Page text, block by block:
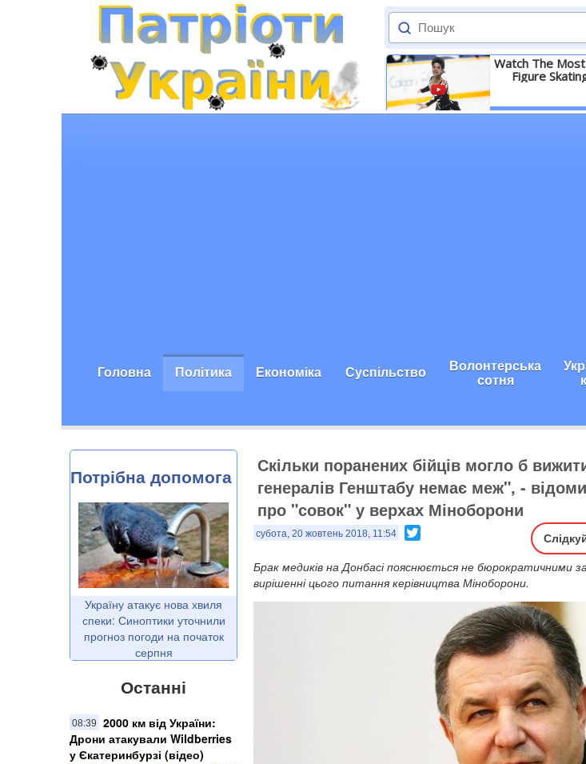
Watch The
Figure
Головна Політика Економіка Суспільство Волонтерська
сотня
Потрібна допомога
Україну атакує нова хвиля
спеки: Синоптики уточнили
прогноз погоди на початок
серпня
Останні
08:39
2000 км від України:
Дрони атакували Wildberries
у Єкатеринбурзі (відео)
Скільки поранених бійців могло б
генералів Генштабу немає меж", -
про "совок" у верхах Міноборони
субота, 20 жовтень 2018, 11:54
Брак медиків на Донбасі пояснюється не бюрократичними
вирішенні цього питання керівництва Міноборони.